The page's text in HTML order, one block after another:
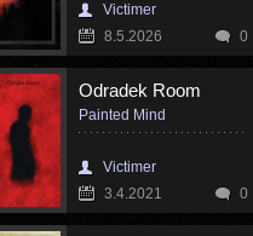
Victimer
8.5.2026
0
Odradek Room
Painted Mind
Victimer
3.4.2021
0